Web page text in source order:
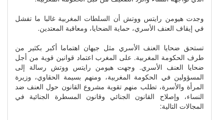
وجدت هيومن رايتس ووتش أن السلطات المغربية غالبا ما تفشل
في إيقاف العنف الأسري، حماية الضحايا، ومعاقبة المعتدين.
تستحق ضحايا العنف الأسري مثل جيهان اهتماما أكبر بكثير من
طرف الحكومة المغربية. على المغرب اعتماد قوانين قوية من أجل
ضحايا العنف الأسري. وجهت هيومن رايتس ووتش رسالة إلى
المسؤولين في الحكومة المغربية، ومنهم بسيمة الحقاوي، وزيرة
المرأة والأسرة، تطلب منهم تقوية مشروع القانون حول العنف ضد
النساء، وإصلاح القانون الجنائي وقانون المسطرة الجنائية في
المجالات التالية: